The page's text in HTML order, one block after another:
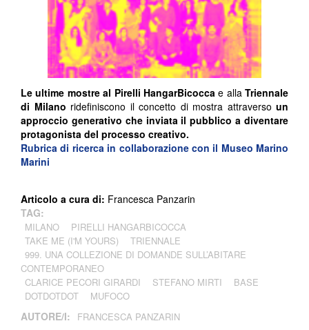
Le ultime mostre al Pirelli HangarBicoccae alla Triennale
di Milano ridefiniscono il concetto di mostra attraverso un
approccio generativo che inviata il pubblico a diventare
protagonista del processo creativo.
Rubrica di ricerca in collaborazione con il Museo Marino
Marini
Articolo a cura di: Francesca Panzarin
TAG:
MILANO
PIRELLI HANGARBICOCCA
TAKE ME (I'M YOURS)
TRIENNALE
999. UNA COLLEZIONE DI DOMANDE SULL’ABITARE
CONTEMPORANEO
CLARICE PECORI GIRARDI
STEFANO MIRTI
BASE
DOTDOTDOT
MUFOCO
AUTORE/I: FRANCESCA PANZARIN